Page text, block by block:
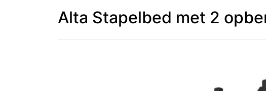
Alta Stapelbed met 2